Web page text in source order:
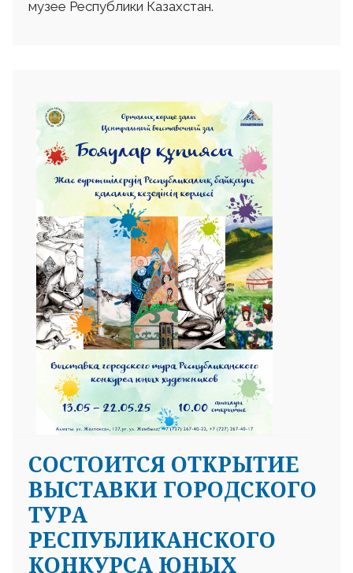
музее Республики Казахстан.
СОСТОИТСЯ ОТКРЫТИЕ
ВЫСТАВКИ ГОРОДСКОГО
ТУРА
РЕСПУБЛИКАНСКОГО
КОНКУРСА ЮНЫХ